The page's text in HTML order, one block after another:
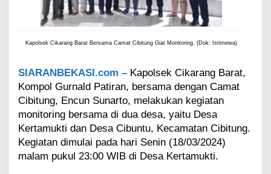
u
M
i
o
r
n
g
K
Kapolsek Cikarang Barat Bersama Camat Cibitung Giat Monitoring. (Dok: Istimewa)
SIARANBEKASI.com – Kapolsek Cikarang Barat,
Kompol Gurnald Patiran, bersama dengan Camat
Cibitung, Encun Sunarto, melakukan kegiatan
monitoring bersama di dua desa, yaitu Desa
Kertamukti dan Desa Cibuntu, Kecamatan Cibitung.
Kegiatan dimulai pada hari Senin (18/03/2024)
malam pukul 23:00 WIB di Desa Kertamukti.